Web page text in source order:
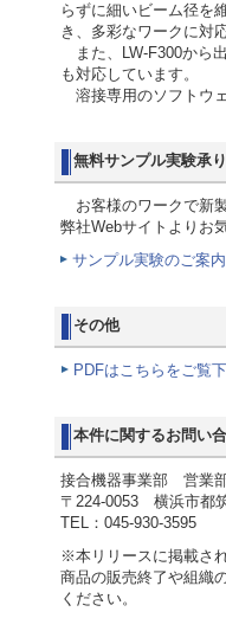
らずに細いビーム径を
き、多彩なワークに対
また、LW-F300から
も対応しています。
溶接専用のソフトウ
無料サンプル実験承
お客様のワークで新
弊社Webサイトよりお
サンプル実験のご案内
その他
PDFはこちらをご覧下
本件に関するお問い
接合機器事業部 営業
〒224-0053 横浜市都
TEL：045-930-3595
※本リリースに掲載さ
商品の販売終了や組織
ください。